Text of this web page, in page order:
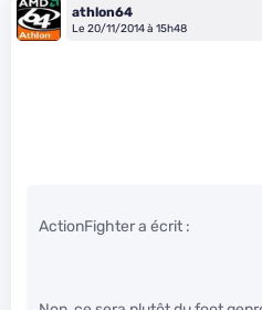
athlon64
Le 20/11/2014 à 15h48
ActionFighter a écrit :